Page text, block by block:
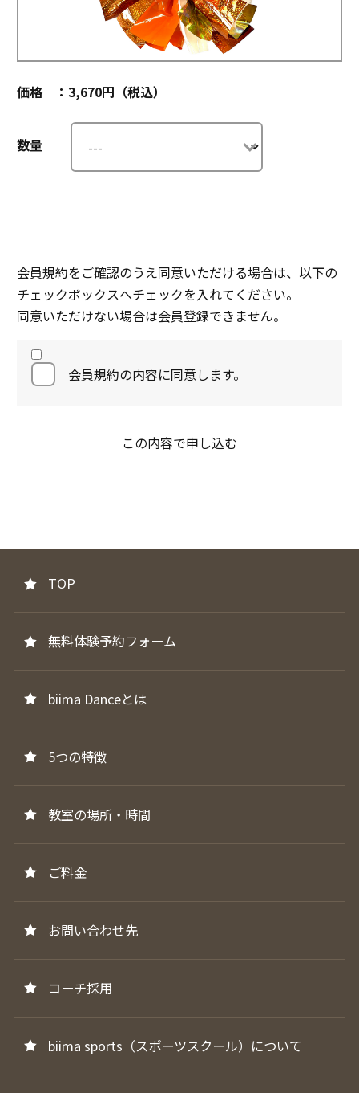
価格 ：3,670円（税込）
数量
会員規約をご確認のうえ同意いただける場合は、以下の
チェックボックスへチェックを入れてください。
同意いただけない場合は会員登録できません。
会員規約の内容に同意します。
TOP
無料体験予約フォーム
biima Danceとは
5つの特徴
教室の場所・時間
ご料金
お問い合わせ先
コーチ採用
biima sports（スポーツスクール）について